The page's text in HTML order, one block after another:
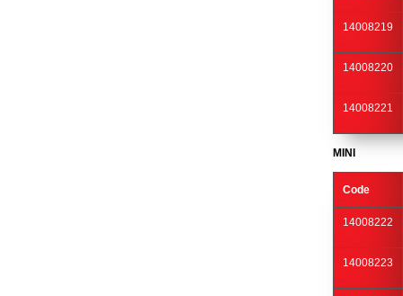
14008219
14008220
14008221
MINI
Code
14008222
14008223